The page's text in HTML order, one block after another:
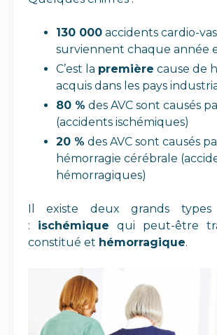
130 000 accidents cardio-
surviennent chaque année
C’est la première cause de
acquis dans les pays
80 % des AVC sont causés
(accidents ischémiques)
20 % des AVC sont causés
hémorragie cérébrale
hémorragiques)
Il existe deux grands types
: ischémique qui peut-être
constitué et hémorragique.